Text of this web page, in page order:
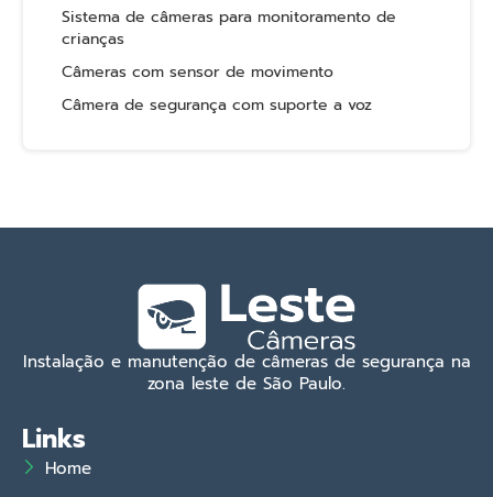
Sistema de câmeras para monitoramento de
crianças
Câmeras com sensor de movimento
Câmera de segurança com suporte a voz
Instalação e manutenção de câmeras de segurança na
zona leste de São Paulo.
Links
Home